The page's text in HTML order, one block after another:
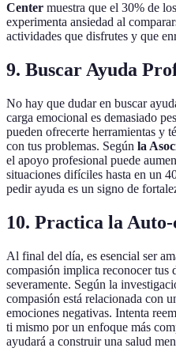
Center muestra que el 30% de
experimenta ansiedad al
actividades que disfrutes y que
9. Buscar Ayuda
No hay que dudar en buscar
carga emocional es demasiado
pueden ofrecerte herramientas y
con tus problemas. Según la
el apoyo profesional puede
situaciones difíciles hasta en un
pedir ayuda es un signo de
10. Practica la
Al final del día, es esencial ser
compasión implica reconocer tus
severamente. Según la
compasión está relacionada con
emociones negativas. Intenta
ti mismo por un enfoque más
ayudará a construir una salud